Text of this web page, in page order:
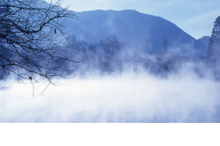
行き先
旅のお役立ち情報